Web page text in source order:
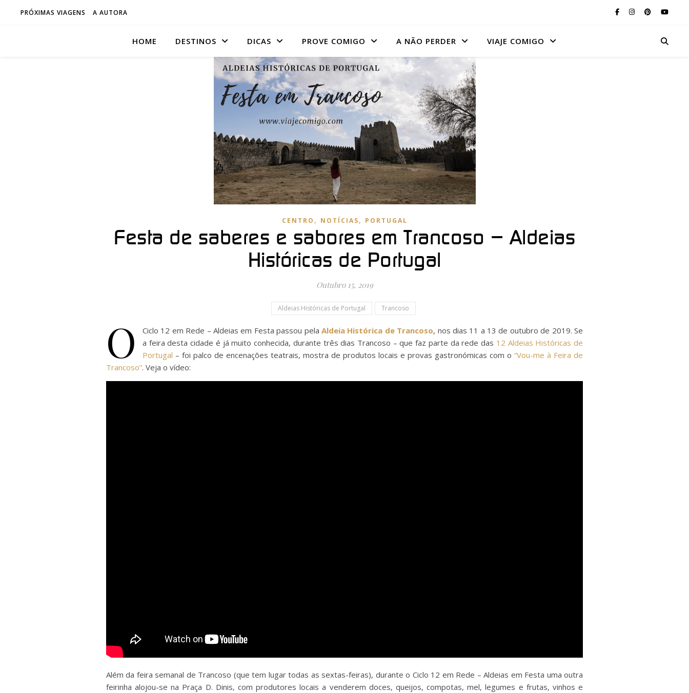
PRÓXIMAS VIAGENS A AUTORA
HOME DESTINOS DICAS PROVE COMIGO A NÃO PERDER VIAJE COMIGO
CENTRO , NOTÍCIAS, PORTUGAL
Festa de saberes e sabores em Trancoso – Aldeias
Históricas de Portugal
Outubro 15, 2019
Aldeias Históricas de Portugal Trancoso
O Ciclo 12 em Rede – Aldeias em Festa passou pela Aldeia Histórica de Trancoso, nos dias 11 a 13 de outubro de 2019. Se
a feira desta cidade é já muito conhecida, durante três dias Trancoso – que faz parte da rede das 12 Aldeias Históricas de
Portugal – foi palco de encenações teatrais, mostra de produtos locais e provas gastronómicas com o “Vou-me à Feira de
Trancoso”. Veja o vídeo:
Além da feira semanal de Trancoso (que tem lugar todas as sextas-feiras), durante o Ciclo 12 em Rede – Aldeias em Festa uma outra
feirinha alojou-se na Praça D. Dinis, com produtores locais a venderem doces, queijos, compotas, mel, legumes e frutas, vinhos e